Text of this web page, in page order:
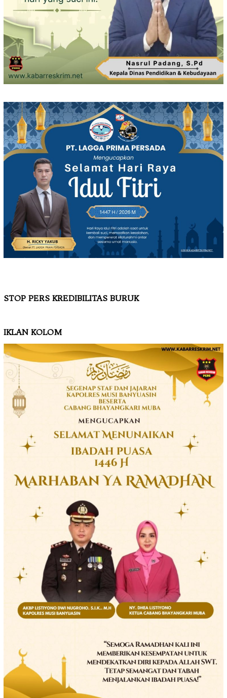
STOP PERS KREDIBILITAS BURUK
IKLAN KOLOM